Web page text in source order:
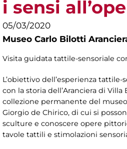
i sensi
05/03/2020
Museo Carlo Bilotti
Visita guidata tattile-sensoriale
L’obiettivo dell’esperienza tattile-
con la storia dell’Aranciera di
collezione permanente del
Giorgio de Chirico, di cui si
sculture e conoscere opere
tavole tattili e stimolazioni